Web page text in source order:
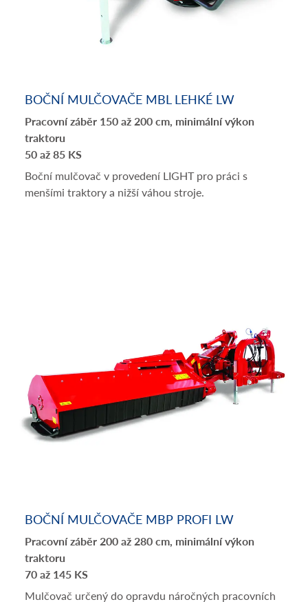
BOČNÍ MULČOVAČE MBL LEHKÉ LW
Pracovní záběr 150 až 200 cm, minimální výkon
traktoru
50 až 85 KS
Boční mulčovač v provedení LIGHT pro práci s
menšími traktory a nižší váhou stroje.
BOČNÍ MULČOVAČE MBP PROFI LW
Pracovní záběr 200 až 280 cm, minimální výkon
traktoru
70 až 145 KS
Mulčovač určený do opravdu náročných pracovních